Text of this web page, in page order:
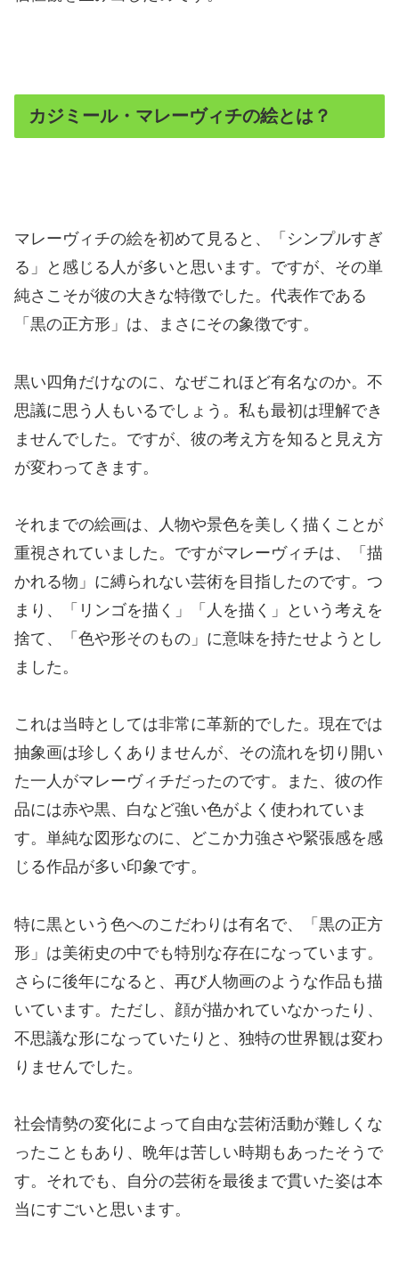
カジミール・マレーヴィチの絵とは？
マレーヴィチの絵を初めて見ると、「シンプルすぎ
る」と感じる人が多いと思います。ですが、その単
純さこそが彼の大きな特徴でした。代表作である
「黒の正方形」は、まさにその象徴です。
黒い四角だけなのに、なぜこれほど有名なのか。不
思議に思う人もいるでしょう。私も最初は理解でき
ませんでした。ですが、彼の考え方を知ると見え方
が変わってきます。
それまでの絵画は、人物や景色を美しく描くことが
重視されていました。ですがマレーヴィチは、「描
かれる物」に縛られない芸術を目指したのです。つ
まり、「リンゴを描く」「人を描く」という考えを
捨て、「色や形そのもの」に意味を持たせようとし
ました。
これは当時としては非常に革新的でした。現在では
抽象画は珍しくありませんが、その流れを切り開い
た一人がマレーヴィチだったのです。また、彼の作
品には赤や黒、白など強い色がよく使われていま
す。単純な図形なのに、どこか力強さや緊張感を感
じる作品が多い印象です。
特に黒という色へのこだわりは有名で、「黒の正方
形」は美術史の中でも特別な存在になっています。
さらに後年になると、再び人物画のような作品も描
いています。ただし、顔が描かれていなかったり、
不思議な形になっていたりと、独特の世界観は変わ
りませんでした。
社会情勢の変化によって自由な芸術活動が難しくな
ったこともあり、晩年は苦しい時期もあったそうで
す。それでも、自分の芸術を最後まで貫いた姿は本
当にすごいと思います。